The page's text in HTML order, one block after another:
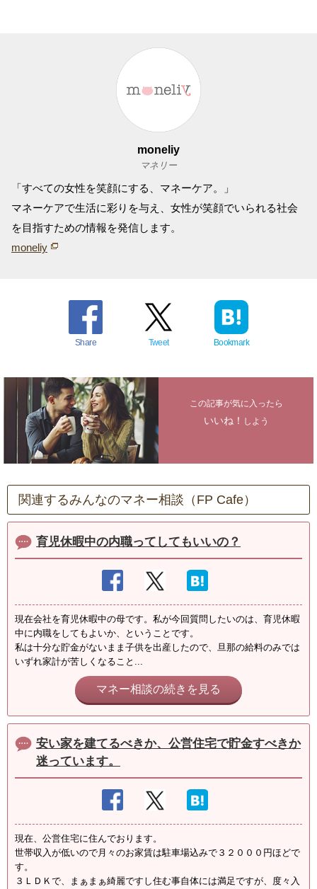
moneliy
マネリー
「すべての女性を笑顔にする、マネーケア。」
マネーケアで生活に彩りを与え、女性が笑顔でいられる社会
を目指すための情報を発信します。
moneliy
Share Tweet Bookmark
この記事が気に入ったら
いいね！ しよう
関連するみんなのマネー相談（FP Cafe）
育児休暇中の内職ってしてもいいの？
現在会社を育児休暇中の母です。私が今回質問したいのは、育児休暇
中に内職をしてもよいか、ということです。
私は十分な貯金がないまま子供を出産したので、旦那の給料のみでは
いずれ家計が苦しくなること...
マネー相談の続きを見る
安い家を建てるべきか、公営住宅で貯金すべきか
迷っています。
現在、公営住宅に住んでおります。
世帯収入が低いので月々のお家賃は駐車場込みで３２０００円ほどで
す。
３ＬＤＫで、まぁまぁ綺麗ですし住む事自体には満足ですが、度々入